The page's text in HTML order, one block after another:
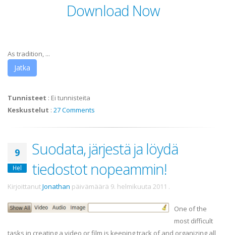
Download Now
As tradition, ...
Jatka
Tunnisteet : Ei tunnisteita
Keskustelut : 27 Comments
9
Hel
Suodata, järjestä ja löydä
tiedostot nopeammin!
KirjoittanutJonathan päivämäärä 9. helmikuuta 2011 .
One of the
most difficult
tasks in creating a video or film is keeping track of and organizing all